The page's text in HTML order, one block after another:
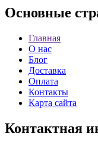
Основные
Главная
О нас
Блог
Доставка
Оплата
Контакты
Карта сайта
Контактная